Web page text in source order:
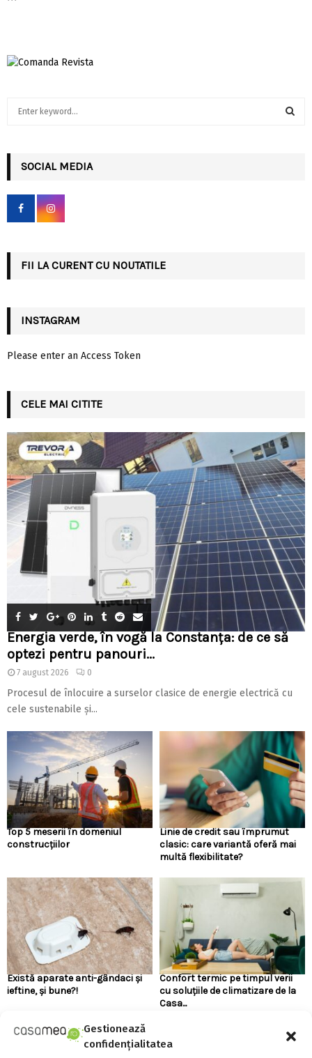
Gestionează
confidențialitatea
h
f
r
SOCIAL MEDIA
FII LA CURENT CU NOUTATILE
INSTAGRAM
Please enter an Access Token
CELE MAI CITITE
Energia verde, în vogă la Constanța: de ce să
optezi pentru panouri...
7 august 2026 0
Procesul de înlocuire a surselor clasice de energie electrică cu
cele sustenabile și...
Top 5 meserii în domeniul
construcțiilor
Linie de credit sau împrumut
clasic: care variantă oferă mai
multă flexibilitate?
Există aparate anti-gândaci și
ieftine, și bune?!
Confort termic pe timpul verii
cu soluțiile de climatizare de la
Casa...
URMARESTE-NE PE FACEBOOK